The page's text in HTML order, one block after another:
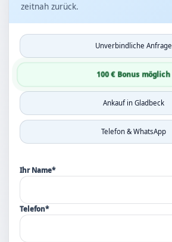
zeitnah zurück.
Unverbindliche Anfrage
100 € Bonus möglich
Ankauf in Gladbeck
Telefon & WhatsApp
Ihr Name*
Telefon*